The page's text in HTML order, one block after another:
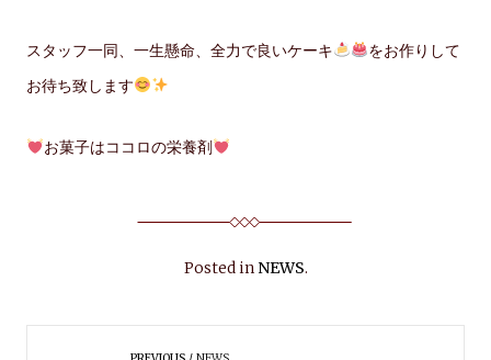
スタッフ一同、一生懸命、全力で良いケーキ
をお作りして
お待ち致します
お菓子はココロの栄養剤
Posted in NEWS.